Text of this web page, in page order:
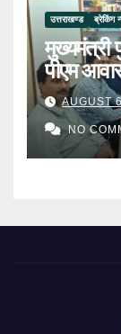
उत्तराखण्ड ब्रेकिंग
मुख्यमंत्री
पीएम
AUGUST
NO